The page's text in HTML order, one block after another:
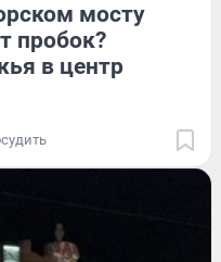
мосту
пробок?
в центр